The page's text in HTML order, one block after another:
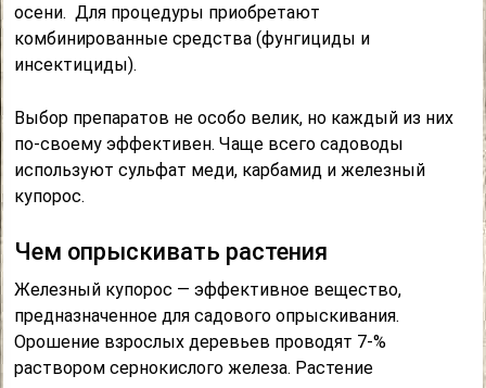
осени. Для процедуры приобретают
комбинированные средства (фунгициды и
инсектициды).
Выбор препаратов не особо велик, но каждый из них
по-своему эффективен. Чаще всего садоводы
используют сульфат меди, карбамид и железный
купорос.
Чем опрыскивать растения
Железный купорос — эффективное вещество,
предназначенное для садового опрыскивания.
Орошение взрослых деревьев проводят 7-%
раствором сернокислого железа. Растение